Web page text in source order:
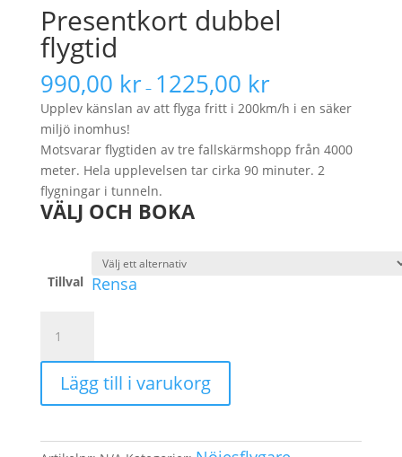
Presentkort dubbel
flygtid
990,00 kr – 1225,00 kr
Upplev känslan av att flyga fritt i 200km/h i en säker
miljö inomhus!
Motsvarar flygtiden av tre fallskärmshopp från 4000
meter. Hela upplevelsen tar cirka 90 minuter. 2
flygningar i tunneln.
VÄLJ OCH BOKA
Tillval Rensa
dubbel
flygtid
mängd
Lägg till i varukorg